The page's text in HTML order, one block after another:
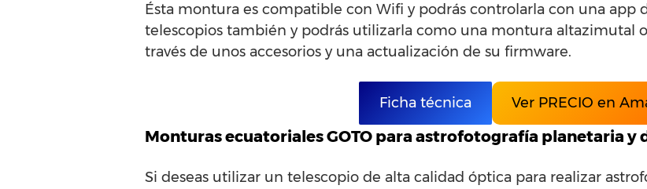
Ésta montura es compatible con Wifi y podrás controlarla con una app
telescopios también y podrás utilizarla como una montura altazimutal
través de unos accesorios y una actualización de su firmware.
Ficha técnica Ver PRECIO en
Monturas ecuatoriales GOTO para astrofotografía planetaria y
Si deseas utilizar un telescopio de alta calidad óptica para realizar